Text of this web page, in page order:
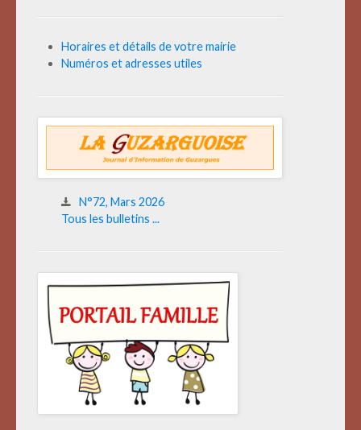
Horaires et détails de votre mairie
Numéros et adresses utiles
N°72, Mars 2026
Tous les bulletins ...